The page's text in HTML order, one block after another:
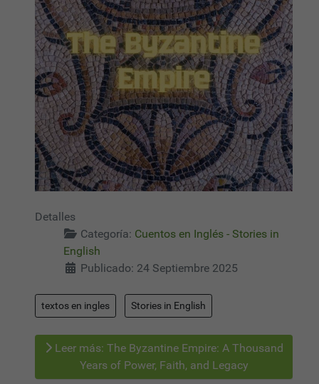
Detalles
Categoría: Cuentos en Inglés - Stories in
English
Publicado: 24 Septiembre 2025
textos en ingles Stories in English
Leer más: The Byzantine Empire: A Thousand
Years of Power, Faith, and Legacy